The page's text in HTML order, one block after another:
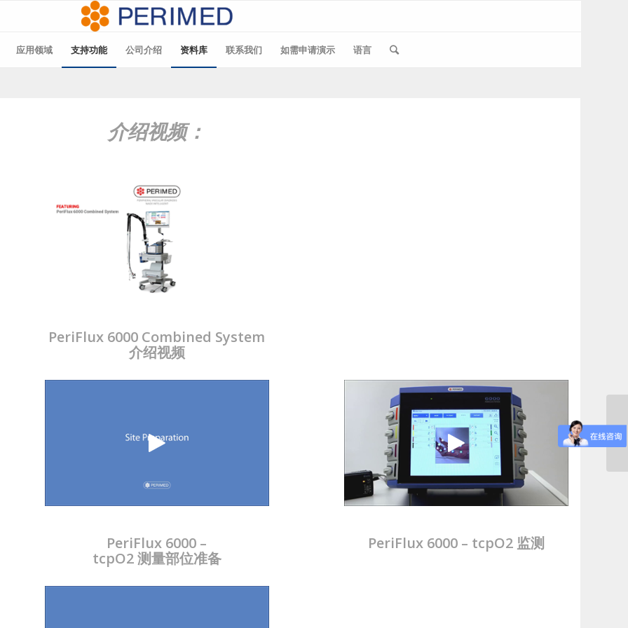
应用领域 支持功能 公司介绍 资料库 联系我们 如需申请演示 语言
介绍视频：
PeriFlux 6000 Combined System
介绍视频
PeriFlux 6000 –
tcpO2 测量部位准备
PeriFlux 6000 – tcpO2 监测